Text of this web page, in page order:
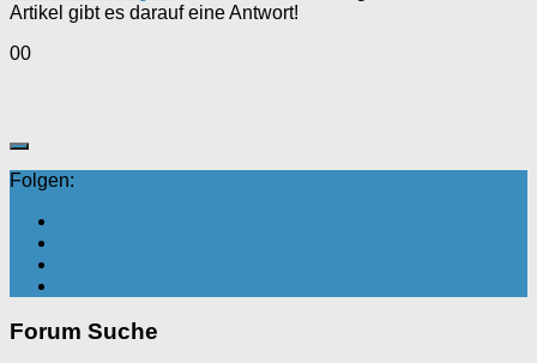
Artikel gibt es darauf eine Antwort!
Anklicken
unten.
0Anklicken
oben.
0
Folgen:
Forum Suche